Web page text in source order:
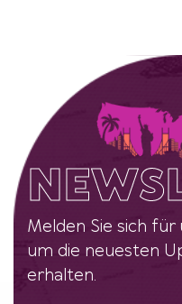
Melden Sie sich für
um die neuesten
erhalten.